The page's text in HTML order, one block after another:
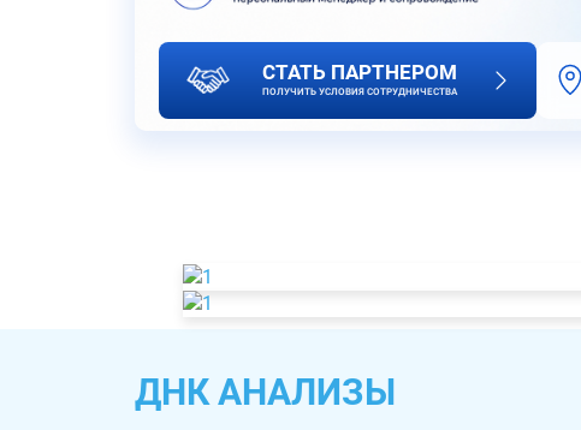
СТАТЬ ПАРТНЕРОМ
ПОЛУЧИТЬ УСЛОВИЯ СОТРУДНИЧЕСТВА
ДНК АНАЛИЗЫ